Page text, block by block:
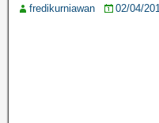
fredikurniawan 02/04/